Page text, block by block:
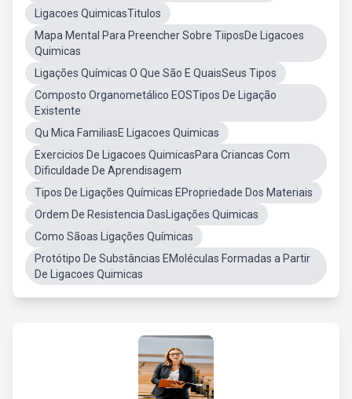
Ligacoes QuimicasTitulos
Mapa Mental Para Preencher Sobre TiiposDe Ligacoes
Quimicas
Ligações Químicas O Que São E QuaisSeus Tipos
Composto Organometálico EOSTipos De Ligação
Existente
Qu Mica FamiliasE Ligacoes Quimicas
Exercicios De Ligacoes QuimicasPara Criancas Com
Dificuldade De Aprendisagem
Tipos De Ligações Químicas EPropriedade Dos Materiais
Ordem De Resistencia DasLigações Quimicas
Como Sãoas Ligações Químicas
Protótipo De Substâncias EMoléculas Formadas a Partir
De Ligacoes Quimicas